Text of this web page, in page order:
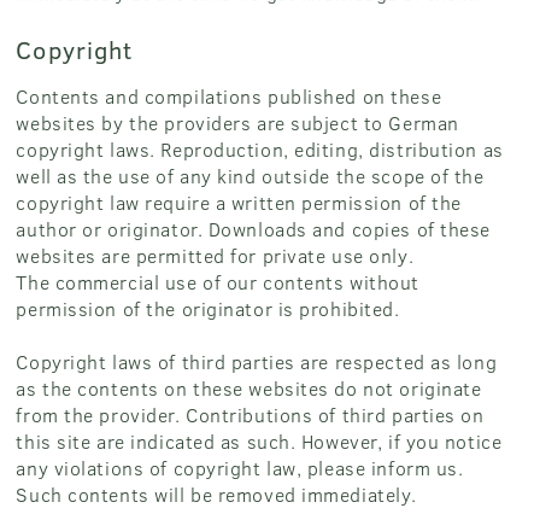
Copyright
Contents and compilations published on these
websites by the providers are subject to German
copyright laws. Reproduction, editing, distribution as
well as the use of any kind outside the scope of the
copyright law require a written permission of the
author or originator. Downloads and copies of these
websites are permitted for private use only.
The commercial use of our contents without
permission of the originator is prohibited.
Copyright laws of third parties are respected as long
as the contents on these websites do not originate
from the provider. Contributions of third parties on
this site are indicated as such. However, if you notice
any violations of copyright law, please inform us.
Such contents will be removed immediately.